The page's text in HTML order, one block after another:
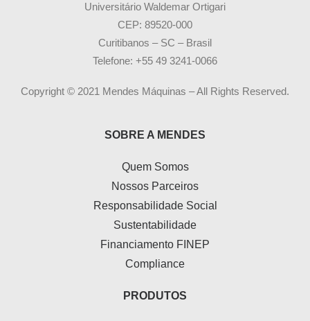
Universitário Waldemar Ortigari
CEP: 89520-000
Curitibanos – SC – Brasil
Telefone: +55 49 3241-0066
Copyright © 2021 Mendes Máquinas – All Rights Reserved.
SOBRE A MENDES
Quem Somos
Nossos Parceiros
Responsabilidade Social
Sustentabilidade
Financiamento FINEP
Compliance
PRODUTOS